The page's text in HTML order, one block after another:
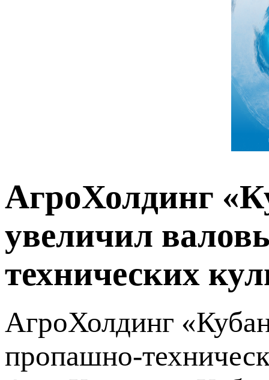
АгроХолдинг
увеличил
технических
АгроХолдинг
пропашно-